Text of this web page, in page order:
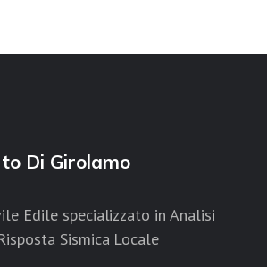
Di Girolamo
Edile specializzato in Analisi
Sismica Locale